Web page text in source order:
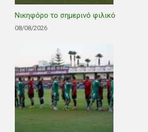
Νικηφόρο το σημερινό φιλικό
08/08/2026